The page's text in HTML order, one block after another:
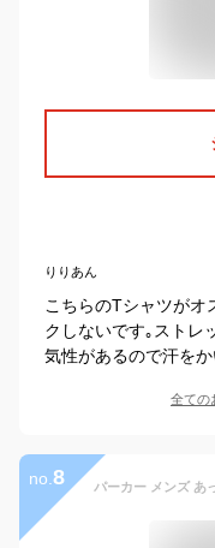
りりあん
こちらのTシャツがオ
クしないです｡ストレ
気性があるので汗を
全ての
no. 8